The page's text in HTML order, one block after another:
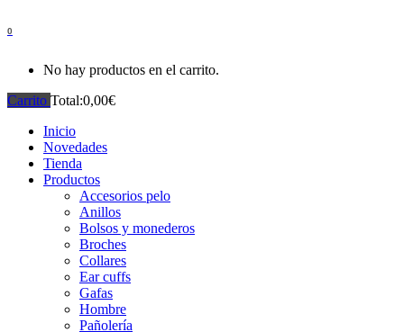
0
No hay productos en el carrito.
Carrito Total:0,00€
Inicio
Novedades
Tienda
Productos
Accesorios pelo
Anillos
Bolsos y monederos
Broches
Collares
Ear cuffs
Gafas
Hombre
Pañolería